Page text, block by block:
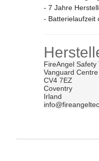
- 7 Jahre
- Batterielaufzeit
FireAngel Safety
Vanguard
CV4 7EZ
Coventry
Irland